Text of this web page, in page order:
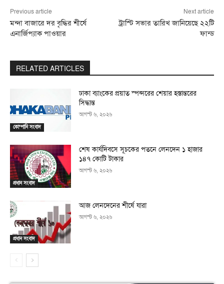
Previous article
মন্দা বাজারে দর বৃদ্ধির শীর্ষে
এনার্জিপ্যাক পাওয়ার
Next article
ট্রাস্টি সভার তারিখ জানিয়েছে ২২টি
ফান্ড
RELATED ARTICLES
কোম্পানি সংবাদ
ঢাকা ব্যাংকের প্রয়াত স্পন্সরের শেয়ার হস্তান্তরের
সিদ্ধান্ত
আগস্ট ৬, ২০২৬
প্রধান সংবাদ
শেষ কার্যদিবসে সূচকের পতনে লেনদেন ১ হাজার
১৪৭ কোটি টাকার
আগস্ট ৬, ২০২৬
প্রধান সংবাদ
আজ লেনদেনের শীর্ষে যারা
আগস্ট ৬, ২০২৬